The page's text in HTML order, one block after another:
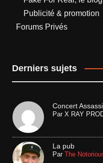
Publicité & promotion
Forums Privés
Derniers sujets
Concert
Par X RAY
La pub
Par The